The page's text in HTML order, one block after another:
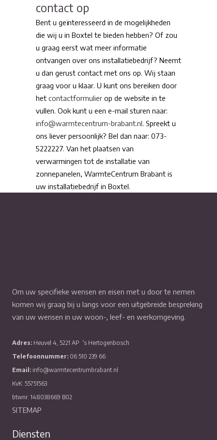
contact op
Bent u geïnteresseerd in de mogelijkheden
die wij u in Boxtel te bieden hebben? Of zou
u graag eerst wat meer informatie
ontvangen over ons installatiebedrijf? Neemt
u dan gerust contact met ons op. Wij staan
graag voor u klaar. U kunt ons bereiken door
het contactformulier op de website in te
vullen. Ook kunt u een e-mail sturen naar:
info@warmtecentrum-brabant.nl. Spreekt u
ons liever persoonlijk? Bel dan naar: 073-
5222227. Van het plaatsen van
verwarmingen tot de installatie van
zonnepanelen, WarmteCentrum Brabant is
uw installatiebedrijf in Boxtel.
Om uw specifieke wensen en eisen met u door te nemen
komen wij graag bij u langs voor een uitgebreide bespreking
van uw wensen in uw woon-, leef- en werkomgeving.
Adres: Heuvel 4, 5221 AP ‘s Hertogenbosch
Telefoonnummer: 06 510 239 66
Email: info@warmtecentrumbrabant.nl
KvK: 55751563
btwnr. 148038669 B02
SITEMAP
Diensten